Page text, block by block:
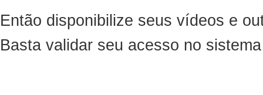
Então disponibilize seus vídeos e
Basta validar seu acesso no